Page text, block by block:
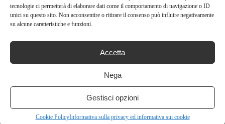
tecnologie ci permetterà di elaborare dati come il comportamento di navigazione o ID
unici su questo sito. Non acconsentire o ritirare il consenso può influire negativamente
su alcune caratteristiche e funzioni.
Accetta
Nega
Gestisci opzioni
Cookie PolicyInformativa sulla privacy ed informativa sui cookie
DYOSEN FOTOCAMERA DIGITALE
CORPO DELLA FOTOCAMERA
DIGITALE MIRRORLESS X-T30